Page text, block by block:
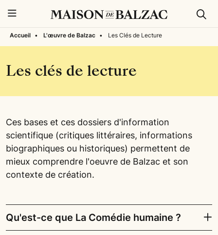
Accueil • L'œuvre de Balzac • Les Clés de Lecture
Les clés de lecture
Ces bases et ces dossiers d'information
scientifique (critiques littéraires, informations
biographiques ou historiques) permettent de
mieux comprendre l'oeuvre de Balzac et son
contexte de création.
Qu'est-ce que La Comédie humaine ?